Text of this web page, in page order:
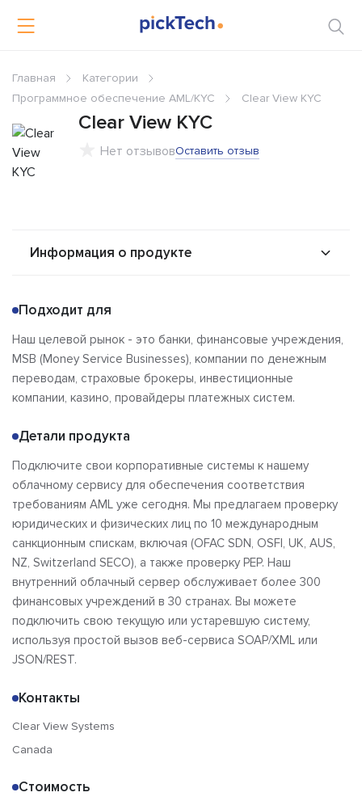
Главная
Категории
Программное обеспечение AML/KYC
Clear View KYC
Clear View KYC
Нет отзывовОставить отзыв
Информация о продукте
Стоимость
Альтернативы
Сравнения
Отзывы
Подходит для
Наш целевой рынок - это банки, финансовые учреждения,
MSB (Money Service Businesses), компании по денежным
переводам, страховые брокеры, инвестиционные
компании, казино, провайдеры платежных систем.
Детали продукта
Подключите свои корпоративные системы к нашему
облачному сервису для обеспечения соответствия
требованиям AML уже сегодня. Мы предлагаем проверку
юридических и физических лиц по 10 международным
санкционным спискам, включая (OFAC SDN, OSFI, UK, AUS,
NZ, Switzerland SECO), а также проверку PEP. Наш
внутренний облачный сервер обслуживает более 300
финансовых учреждений в 30 странах. Вы можете
подключить свою текущую или устаревшую систему,
используя простой вызов веб-сервиса SOAP/XML или
JSON/REST.
Контакты
Clear View Systems
Canada
Стоимость